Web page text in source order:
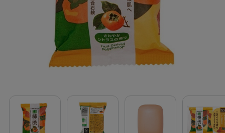
定期購入
お問い合わせ
ご利用案内